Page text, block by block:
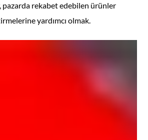
pazarda rekabet edebilen ürünler
yardımcı olmak.